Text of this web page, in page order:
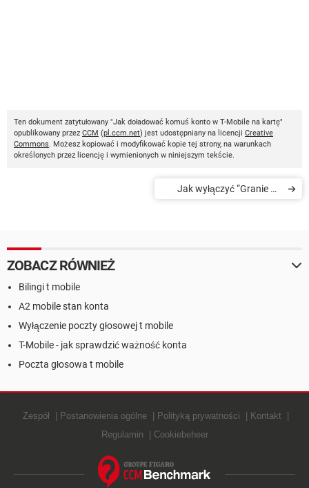
Ten dokument zatytułowany "Jak doładować komuś konto w T-Mobile na kartę"
opublikowany przez CCM (pl.ccm.net) jest udostępniany na licencji Creative
Commons. Możesz kopiować i modyfikować kopie tej strony, na warunkach
określonych przez licencję i wymienionych w niniejszym tekście.
Jak wyłączyć “Granie na
ZOBACZ RÓWNIEŻ
Bilingi t mobile
A2 mobile stan konta
Wyłączenie poczty głosowej t mobile
T-Mobile - jak sprawdzić ważność konta
Poczta głosowa t mobile
Zespół Postanowienia ogólne Polityką prywatności
Kontakt
Regulamin
Cookiebeheer